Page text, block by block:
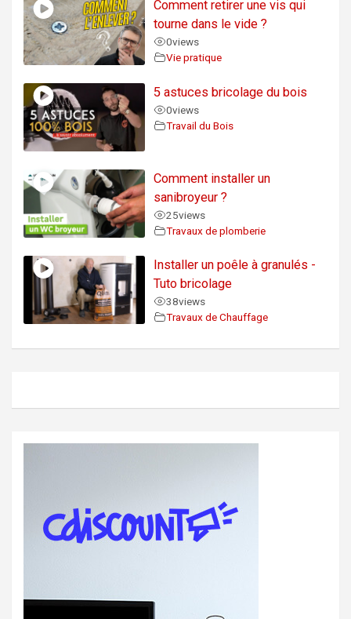
Comment retirer une vis qui
tourne dans le vide ?
0views
Vie pratique
5 astuces bricolage du bois
0views
Travail du Bois
Comment installer un
sanibroyeur ?
25views
Travaux de plomberie
Installer un poêle à granulés -
Tuto bricolage
38views
Travaux de Chauffage